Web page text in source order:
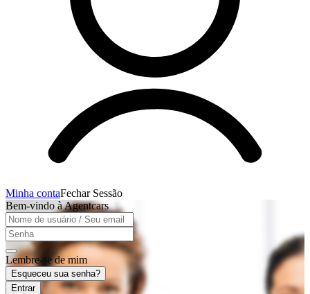
Minha contaFechar Sessão
Bem-vindo à Agentcars
Lembre-se de mim
Esqueceu sua senha?
Entrar